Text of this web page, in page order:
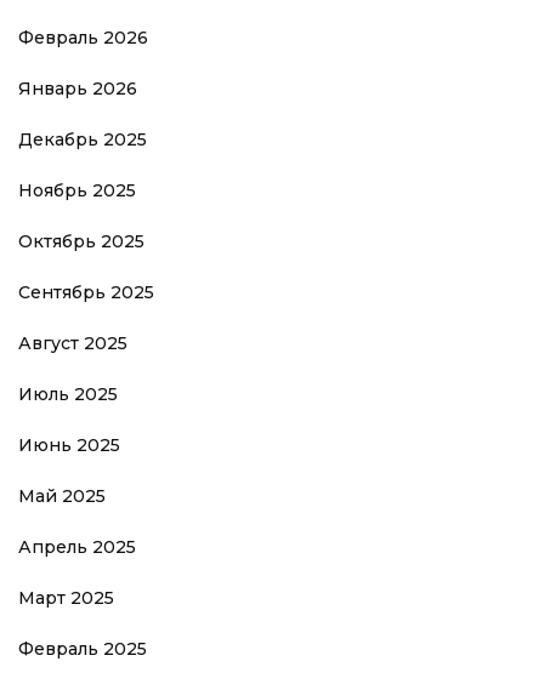
Февраль 2026
Январь 2026
Декабрь 2025
Ноябрь 2025
Октябрь 2025
Сентябрь 2025
Август 2025
Июль 2025
Июнь 2025
Май 2025
Апрель 2025
Март 2025
Февраль 2025